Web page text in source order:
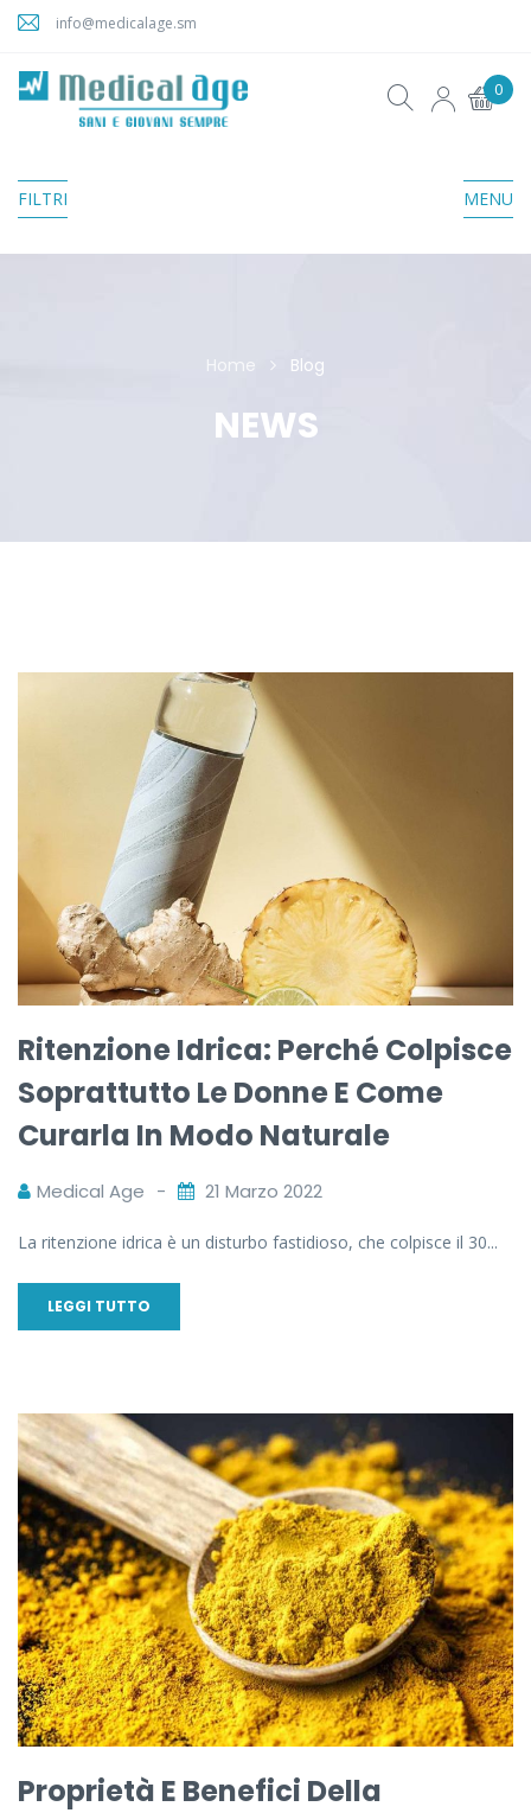
info@medicalage.sm
FILTRI MENU
0
Home Blog
NEWS
Ritenzione Idrica: Perché Colpisce
Soprattutto Le Donne E Come
Curarla In Modo Naturale
Medical Age 21 Marzo 2022
La ritenzione idrica è un disturbo fastidioso, che colpisce il 30...
LEGGI TUTTO
Proprietà E Benefici Della